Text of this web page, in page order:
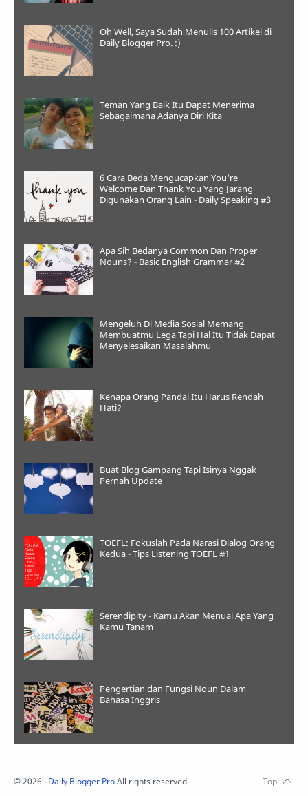
Oh Well, Saya Sudah Menulis 100 Artikel di
Daily Blogger Pro. :)
Teman Yang Baik Itu Dapat Menerima
Sebagaimana Adanya Diri Kita
6 Cara Beda Mengucapkan You're
Welcome Dan Thank You Yang Jarang
Digunakan Orang Lain - Daily Speaking #3
Apa Sih Bedanya Common Dan Proper
Nouns? - Basic English Grammar #2
Mengeluh Di Media Sosial Memang
Membuatmu Lega Tapi Hal Itu Tidak Dapat
Menyelesaikan Masalahmu
Kenapa Orang Pandai Itu Harus Rendah
Hati?
Buat Blog Gampang Tapi Isinya Nggak
Pernah Update
TOEFL: Fokuslah Pada Narasi Dialog Orang
Kedua - Tips Listening TOEFL #1
Serendipity - Kamu Akan Menuai Apa Yang
Kamu Tanam
Pengertian dan Fungsi Noun Dalam
Bahasa Inggris
©2026 ‧ Daily Blogger ProAll rights reserved.